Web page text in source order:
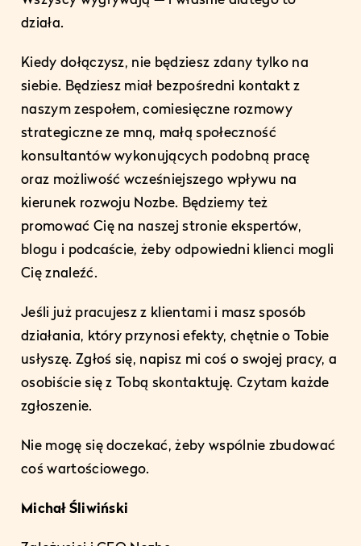
działa.
Kiedy dołączysz, nie będziesz zdany tylko na
siebie. Będziesz miał bezpośredni kontakt z
naszym zespołem, comiesięczne rozmowy
strategiczne ze mną, małą społeczność
konsultantów wykonujących podobną pracę
oraz możliwość wcześniejszego wpływu na
kierunek rozwoju Nozbe. Będziemy też
promować Cię na naszej stronie ekspertów,
blogu i podcaście, żeby odpowiedni klienci mogli
Cię znaleźć.
Jeśli już pracujesz z klientami i masz sposób
działania, który przynosi efekty, chętnie o Tobie
usłyszę. Zgłoś się, napisz mi coś o swojej pracy, a
osobiście się z Tobą skontaktuję. Czytam każde
zgłoszenie.
Nie mogę się doczekać, żeby wspólnie zbudować
coś wartościowego.
Michał Śliwiński